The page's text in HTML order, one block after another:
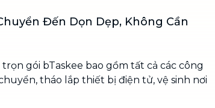
Đến Dọn Dẹp, Không Cần
gói bTaskee bao gồm tất cả các công
tháo lắp thiết bị điện tử, vệ sinh nơi